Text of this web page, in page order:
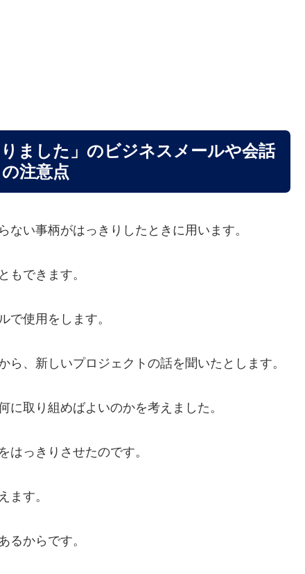
ました」のビジネスメールや会話
注意点
い事柄がはっきりしたときに用います。
もできます。
で使用をします。
、新しいプロジェクトの話を聞いたとします。
取り組めばよいのかを考えました。
はっきりさせたのです。
ます。
るからです。